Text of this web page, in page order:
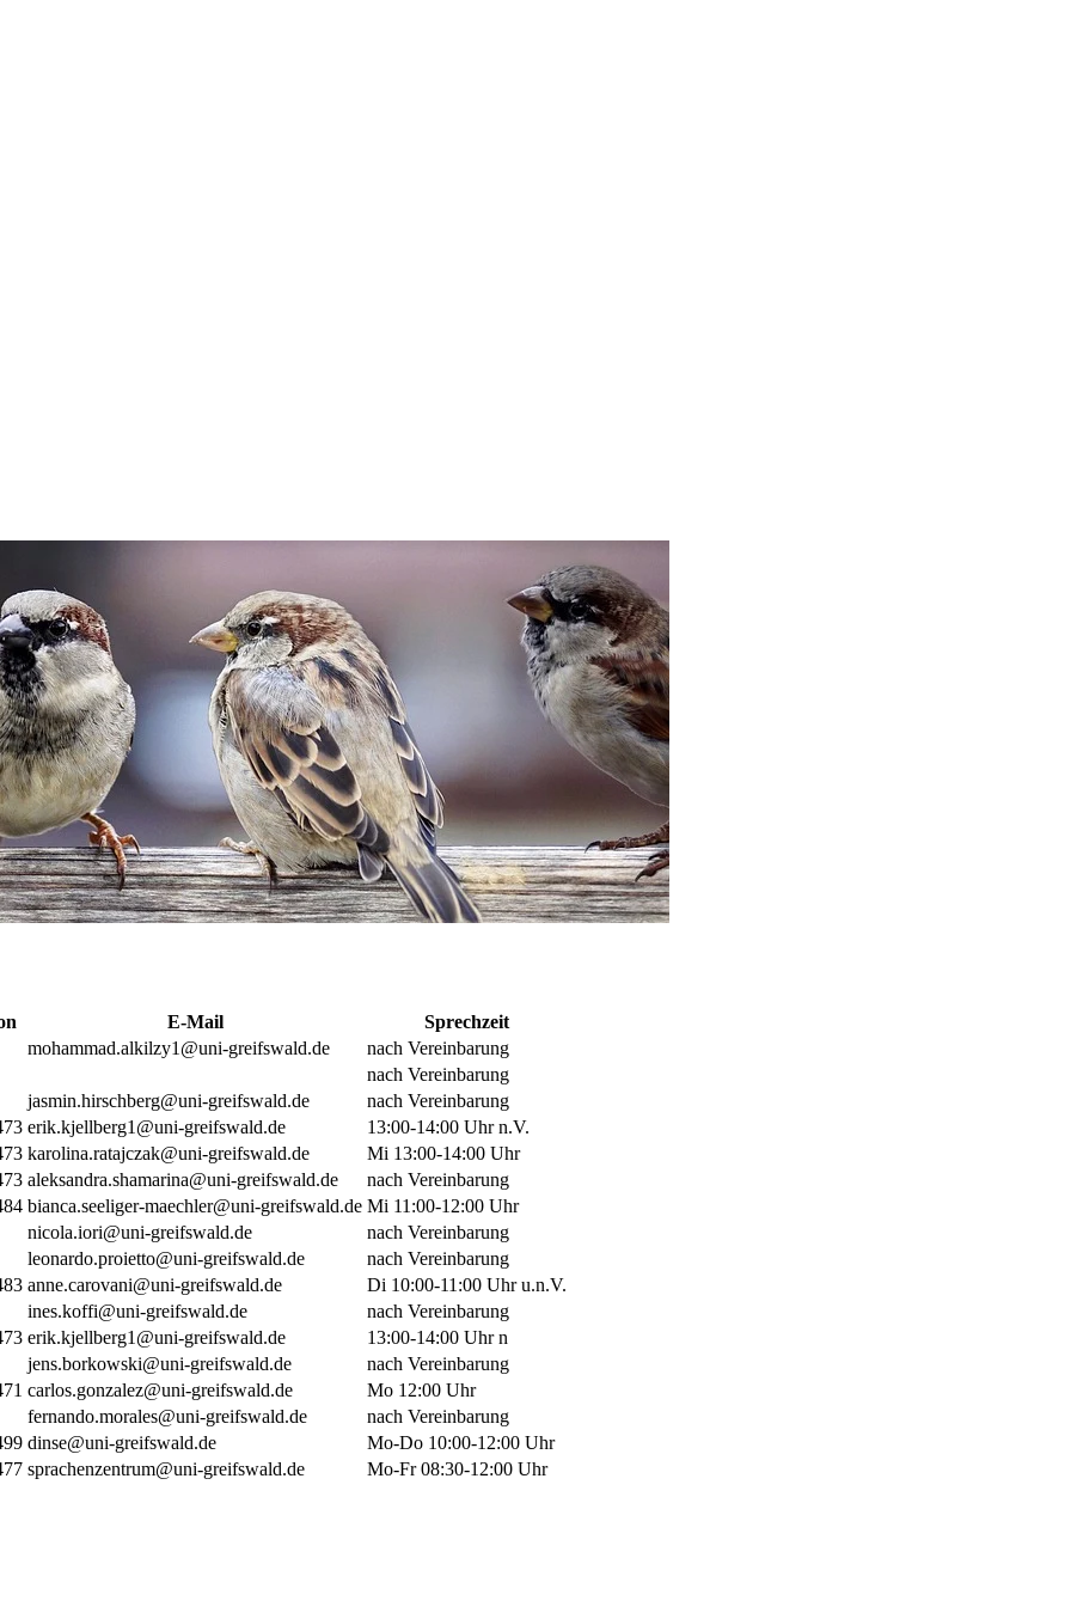
E-Mail
Sprechzeit
mohammad.alkilzy1@uni-greifswald.de
nach Vereinbarung
nach Vereinbarung
jasmin.hirschberg@uni-greifswald.de
nach Vereinbarung
erik.kjellberg1@uni-greifswald.de
13:00-14:00 Uhr n.V.
karolina.ratajczak@uni-greifswald.de
Mi 13:00-14:00 Uhr
aleksandra.shamarina@uni-greifswald.de
nach Vereinbarung
bianca.seeliger-maechler@uni-greifswald.de Mi 11:00-12:00 Uhr
nicola.iori@uni-greifswald.de
nach Vereinbarung
leonardo.proietto@uni-greifswald.de
nach Vereinbarung
anne.carovani@uni-greifswald.de
Di 10:00-11:00 Uhr u.n.V.
ines.koffi@uni-greifswald.de
nach Vereinbarung
erik.kjellberg1@uni-greifswald.de
13:00-14:00 Uhr n
jens.borkowski@uni-greifswald.de
nach Vereinbarung
carlos.gonzalez@uni-greifswald.de
Mo 12:00 Uhr
fernando.morales@uni-greifswald.de
nach Vereinbarung
dinse@uni-greifswald.de
Mo-Do 10:00-12:00 Uhr
sprachenzentrum@uni-greifswald.de Mo-Fr 08:30-12:00 Uhr